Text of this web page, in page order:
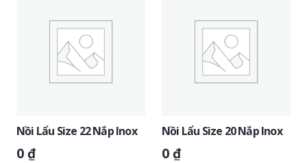
Nồi Lẩu Size 22 Nắp Inox
0₫
Nồi Lẩu Size 20 Nắp Inox
0₫